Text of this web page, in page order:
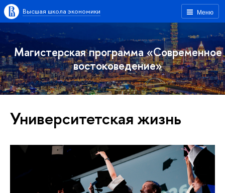
Меню
Высшая школа экономики
Магистерская программа «Современное
востоковедение»
Университетская жизнь